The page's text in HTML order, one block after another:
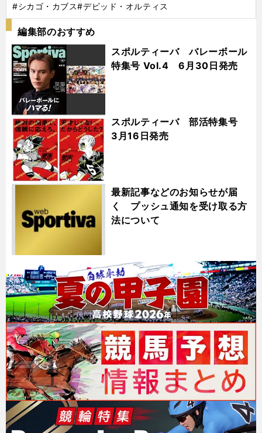
#シカゴ・カブス#デビッド・オルティス
編集部のおすすめ
スポルティーバ バレーボール
特集号 Vol.4 6月30日発売
スポルティーバ 部活特集号
3月16日発売
最新記事などのお知らせが届
く プッシュ通知を受け取る方
法について